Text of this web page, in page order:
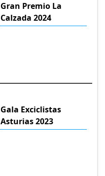
Gran Premio La
Calzada 2024
Gala Exciclistas
Asturias 2023